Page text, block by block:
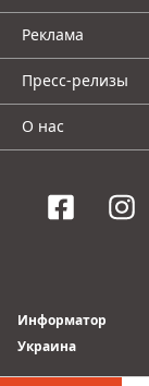
Реклама
Пресс-релизы
О нас
Информатор
Украина